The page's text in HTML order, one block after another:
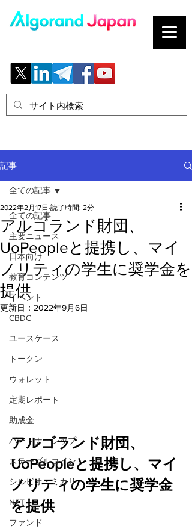
記事
全ての記事
主要ニュース
日本向け
教育コンテンツ
イベント
CBDC
ユースケース
トークン
ウォレット
定期レポート
助成金
パートナーシップ
ステーブルコイン
シルビオ・ミカリ
NFT
ファンド
全ての記事
アルゴランド財団、
UoPeopleと提携し、マイ
ノリティの学生に奨学金を
提供
2022年2月17日 読了時間: 2分
更新日： 2022年9月6日
アルゴランド財団、
UoPeopleと提携し、マイ
ノリティの学生に奨学金
を提供